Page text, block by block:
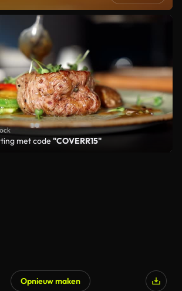
met code "COVERR15"
Opnieuw maken